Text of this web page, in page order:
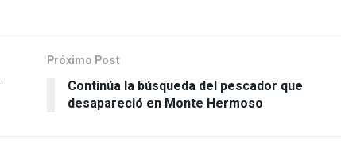
Próximo Post
Continúa la búsqueda del pescador que
desapareció en Monte Hermoso